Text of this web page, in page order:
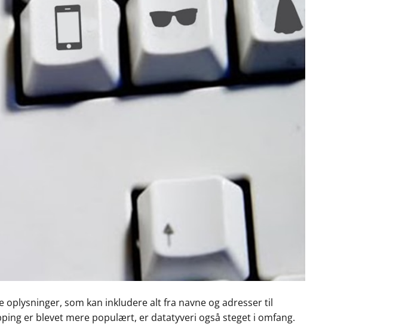
som kan inkludere alt fra navne og adresser til
er blevet mere populært, er datatyveri også steget i omfang.